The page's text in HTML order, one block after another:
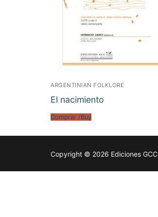
ARGENTINIAN FOLKLORE
El nacimiento
Comprar /Buy
Copyright © 2026 Ediciones GCC